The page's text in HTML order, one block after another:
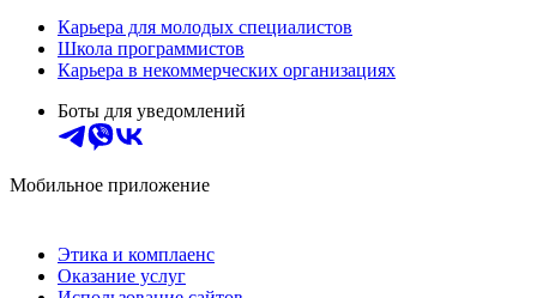
Карьера для молодых специалистов
Школа программистов
Карьера в некоммерческих организациях
Боты для уведомлений
Мобильное приложение
Этика и комплаенс
Оказание услуг